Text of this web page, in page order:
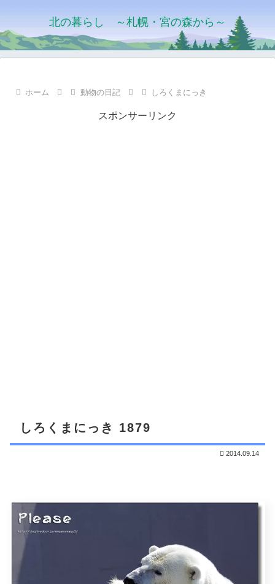
北の暮らし ～札幌・宮の森から～
ホーム 動物の日記 しろくまにっき
スポンサーリンク
しろくまにっき 1879
2014.09.14